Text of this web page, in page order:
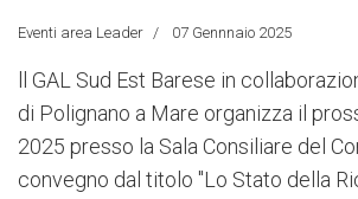
Eventi area Leader 07 Gennnaio 2025
ll GAL Sud Est Barese in
di Polignano a Mare organizza il
2025 presso la Sala Consiliare del
convegno dal titolo "Lo Stato della